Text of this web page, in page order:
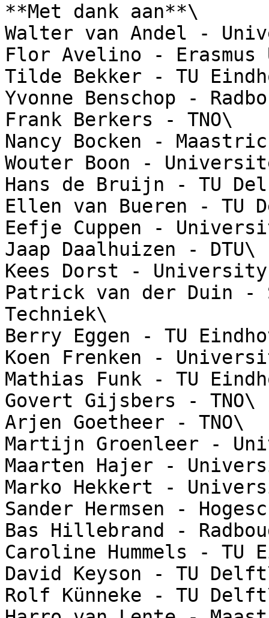
**Met dank aan**\
Walter van Andel -
Flor Avelino -
Tilde Bekker - TU
Yvonne Benschop -
Frank Berkers - TNO\
Nancy Bocken -
Wouter Boon -
Hans de Bruijn - TU
Ellen van Bueren - TU
Eefje Cuppen -
Jaap Daalhuizen - DTU\
Kees Dorst -
Patrick van der Duin -
Techniek\
Berry Eggen - TU
Koen Frenken -
Mathias Funk - TU
Govert Gijsbers - TNO\
Arjen Goetheer - TNO\
Martijn Groenleer -
Maarten Hajer -
Marko Hekkert -
Sander Hermsen -
Bas Hillebrand -
Caroline Hummels - TU
David Keyson - TU
Rolf Künneke - TU